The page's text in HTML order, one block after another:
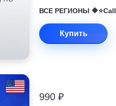
ВСЕ РЕГИОНЫ 🔶⭐Call
Купить
990 ₽